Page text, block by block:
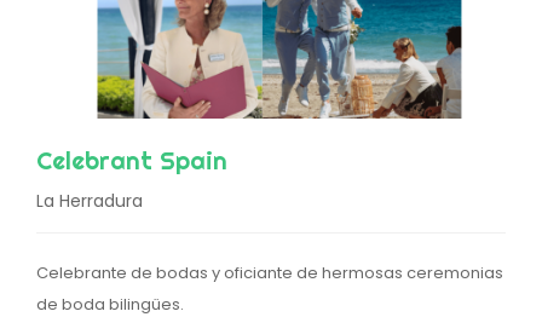
Celebrant Spain
La Herradura
Celebrante de bodas y oficiante de hermosas ceremonias
de boda bilingües.